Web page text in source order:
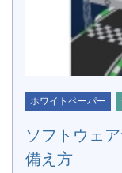
ホワイトペーパー
ソフトウェ
備え方